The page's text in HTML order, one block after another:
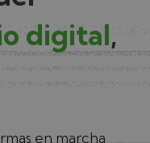
digital,
en marcha